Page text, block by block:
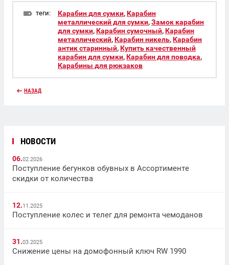
теги: Карабин для сумки, Карабин
металлический для сумки,Замок карабин
для сумки, Карабин сумочный, Карабин
металлический, Карабин никель, Карабин
антик старинный, Купить качественный
карабин для сумки, Карабин для поводка,
Карабины для рюкзаков
НАЗАД
НОВОСТИ
06.02.2026
Поступление бегунков обувных в Ассортименте
скидки от количества
12.11.2025
Поступление колес и телег для ремонта чемоданов
31.03.2025
Снижение цены на домофонный ключ RW 1990